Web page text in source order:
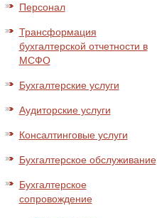
Персонал
Трансформация
бухгалтерской отчетности в
МСФО
Бухгалтерские услуги
Аудиторские услуги
Консалтинговые услуги
Бухгалтерское обслуживание
Бухгалтерское
сопровождение